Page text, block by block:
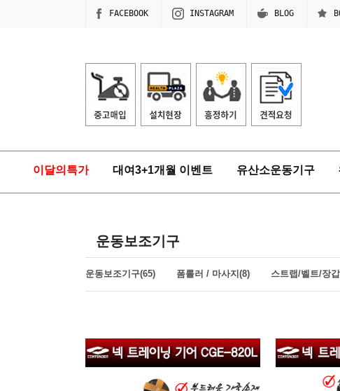
FACEBOOK INSTAGRAM BLOG
이달의특가 대여3+1개월 이벤트 유산소운동기구
운동보조기구
운동보조기구(65) 폼롤러 / 마사지(8) 스트랩/벨트/장